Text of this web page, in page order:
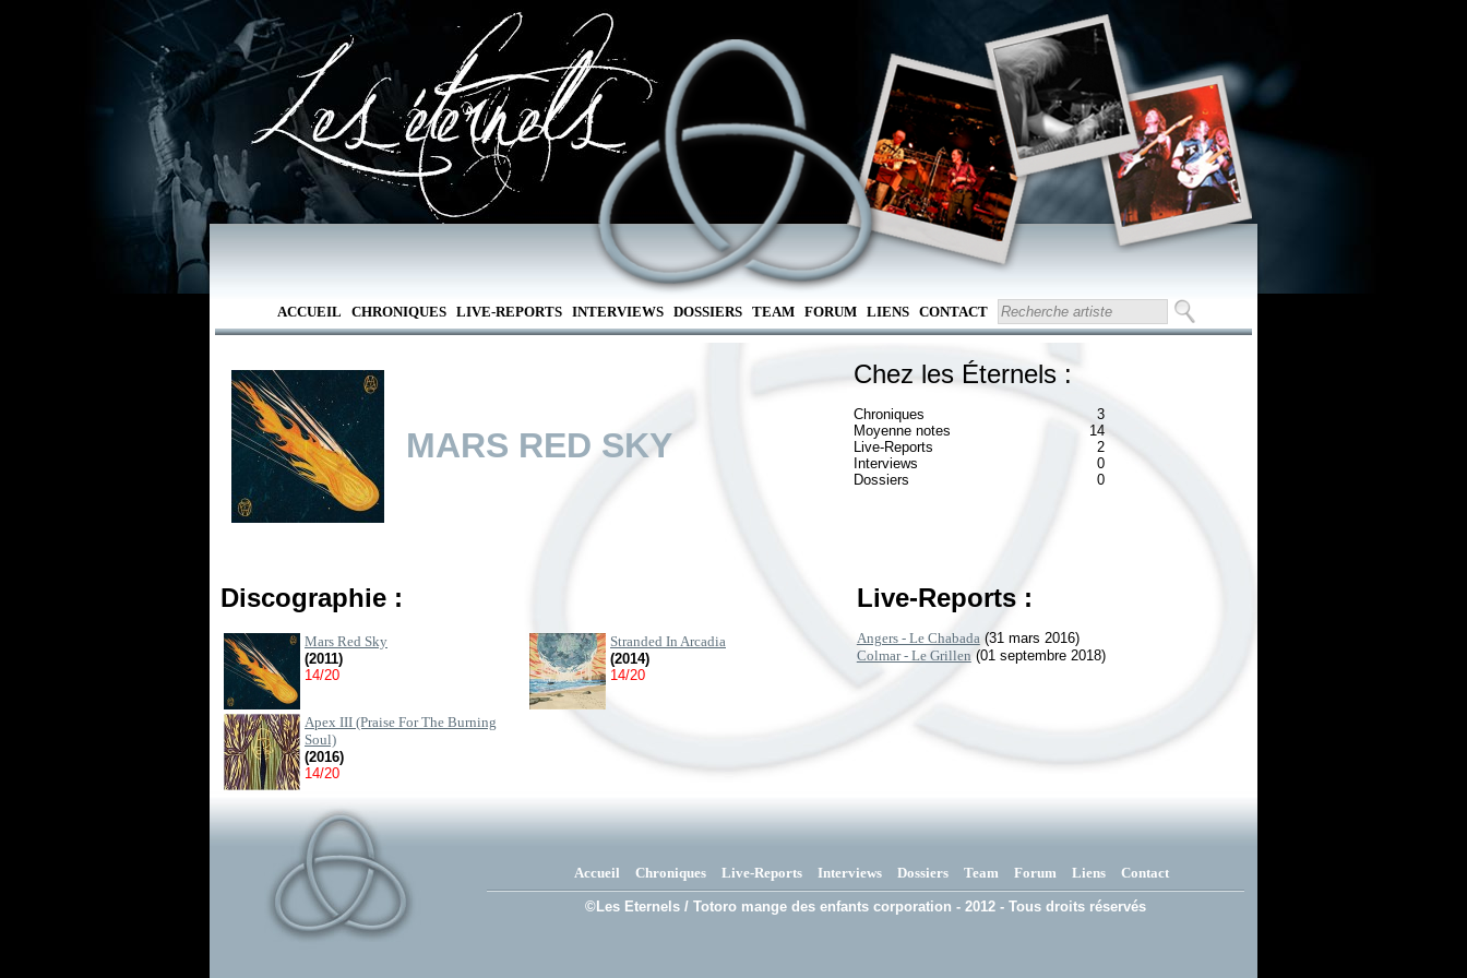
ACCUEIL CHRONIQUES LIVE-REPORTS INTERVIEWS DOSSIERS TEAM FORUM LIENS CONTACT
MARS RED SKY
Chez les Éternels :
Chroniques
3
Moyenne notes
14
Live-Reports
2
Interviews
0
Dossiers
0
Discographie :
Mars Red Sky
(2011)
14/20
Stranded In Arcadia
(2014)
14/20
Apex III (Praise For The Burning
Soul)
(2016)
14/20
Live-Reports :
Angers - Le Chabada(31 mars 2016)
Colmar - Le Grillen (01 septembre 2018)
Accueil Chroniques Live-Reports Interviews Dossiers Team Forum Liens Contact
©Les Eternels / Totoro mange des enfants corporation - 2012 - Tous droits réservés